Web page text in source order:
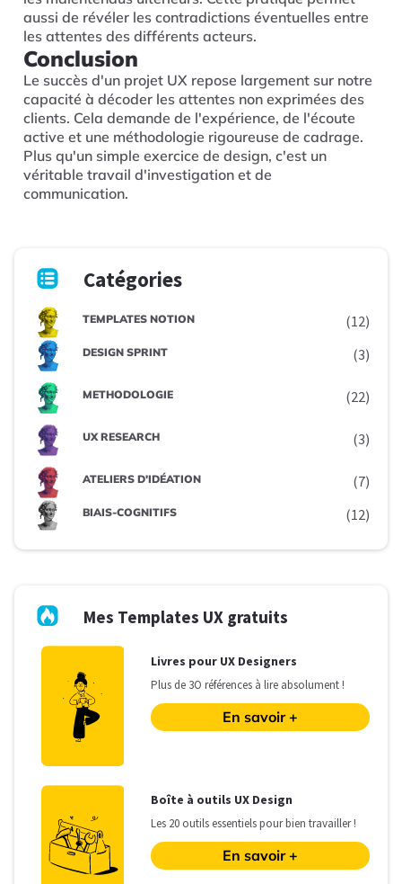
aussi de révéler les contradictions éventuelles entre
les attentes des différents acteurs.
Conclusion
Le succès d'un projet UX repose largement sur notre
capacité à décoder les attentes non exprimées des
clients. Cela demande de l'expérience, de l'écoute
active et une méthodologie rigoureuse de cadrage.
Plus qu'un simple exercice de design, c'est un
véritable travail d'investigation et de
communication.
Catégories
TEMPLATES NOTION (12)
DESIGN SPRINT (3)
METHODOLOGIE (22)
UX RESEARCH (3)
ATELIERS D'IDÉATION (7)
BIAIS-COGNITIFS (12)
Mes Templates UX gratuits
Livres pour UX Designers
Plus de 3O références à lire absolument !
En savoir +
Boîte à outils UX Design
Les 20 outils essentiels pour bien travailler !
En savoir +